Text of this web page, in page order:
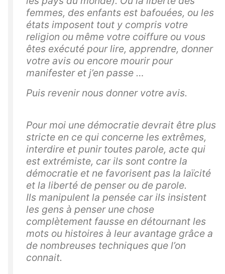
femmes, des enfants est bafouées, ou les
états imposent tout y compris votre
religion ou même votre coiffure ou vous
êtes exécuté pour lire, apprendre, donner
votre avis ou encore mourir pour
manifester et j’en passe …
Puis revenir nous donner votre avis.
Pour moi une démocratie devrait être plus
stricte en ce qui concerne les extrêmes,
interdire et punir toutes parole, acte qui
est extrémiste, car ils sont contre la
démocratie et ne favorisent pas la laïcité
et la liberté de penser ou de parole.
Ils manipulent la pensée car ils insistent
les gens à penser une chose
complètement fausse en détournant les
mots ou histoires à leur avantage grâce a
de nombreuses techniques que l’on
connait.